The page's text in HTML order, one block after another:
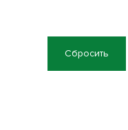
Сбросить